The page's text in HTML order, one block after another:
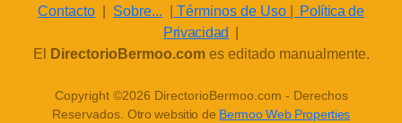
Contacto
Sobre... Términos de Uso
Política de
Privacidad
El
DirectorioBermoo.comes editado manualmente.
Copyright ©2026 DirectorioBermoo.com - Derechos
Reservados. Otro websitio de Bermoo Web Properties